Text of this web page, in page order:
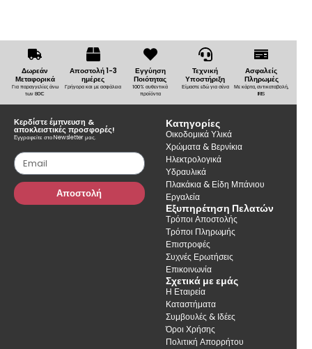
Δωρεάν
Μεταφορικά
Για παραγγελίες άνω
των 80€
Αποστολή 1-3
ημέρες
Γρήγορα και με ασφάλεια
Εγγύηση
Ποιότητας
100% αυθεντικά
προϊόντα
Τεχνική
Υποστήριξη
Είμαστε εδώ για σένα
Ασφαλείς
Πληρωμές
Με κάρτα, αντικαταβολή,
IRIS
Κερδίστε έμπνευση &
αποκλειστικές προσφορές!
Εγγραφείτε στο Newsletter μας.
Αποστολή
Κατηγορίες
Οικοδομικά Υλικά
Χρώματα & Βερνίκια
Ηλεκτρολογικά
Υδραυλικά
Πλακάκια & Είδη Μπάνιου
Εργαλεία
Εξυπηρέτηση Πελατών
Τρόποι Αποστολής
Τρόποι Πληρωμής
Επιστροφές
Συχνές Ερωτήσεις
Επικοινωνία
Σχετικά με εμάς
Η Εταιρεία
Καταστήματα
Συμβουλές & Ιδέες
Όροι Χρήσης
Πολιτική Απορρήτου